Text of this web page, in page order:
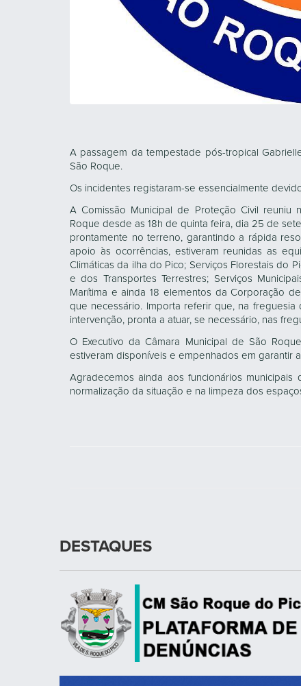
A passagem da tempestade pós-tropical
São Roque.
Os incidentes registaram-se essencialmente
A Comissão Municipal de Proteção Civil
Roque desde as 18h de quinta feira, dia 25 de
prontamente no terreno, garantindo a rápida
apoio às ocorrências, estiveram reunidas as
Climáticas da ilha do Pico; Serviços Florestais do
e dos Transportes Terrestres; Serviços
Marítima e ainda 18 elementos da Corporação
que necessário. Importa referir que, na
intervenção, pronta a atuar, se necessário, nas
O Executivo da Câmara Municipal de São
estiveram disponíveis e empenhados em garantir
Agradecemos ainda aos funcionários
normalização da situação e na limpeza dos
DESTAQUES